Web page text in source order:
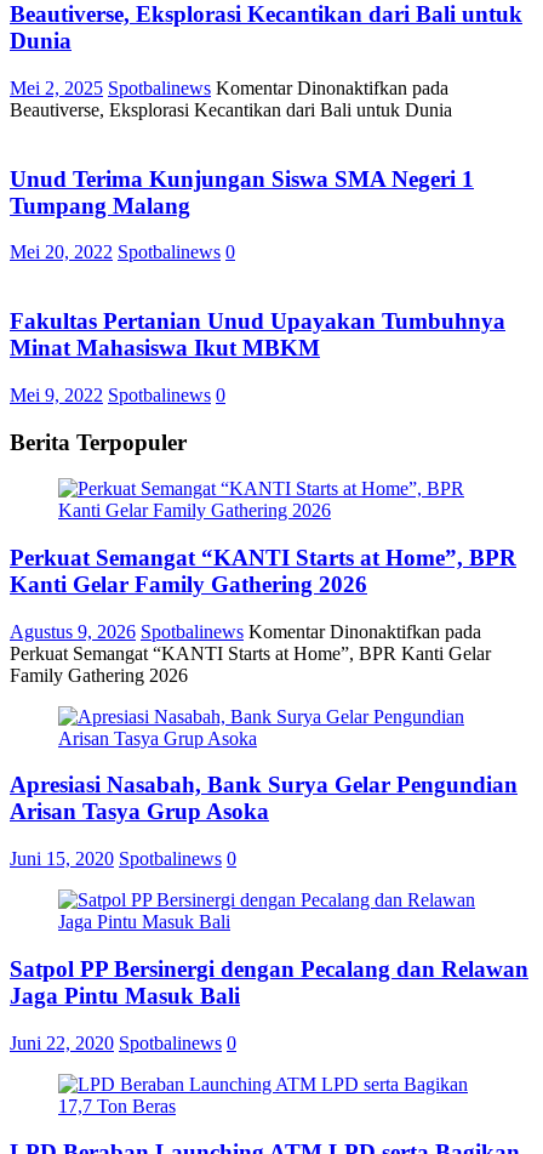
Beautiverse, Eksplorasi Kecantikan dari Bali untuk
Dunia
Mei 2, 2025 Spotbalinews Komentar Dinonaktifkan pada
Beautiverse, Eksplorasi Kecantikan dari Bali untuk Dunia
Unud Terima Kunjungan Siswa SMA Negeri 1
Tumpang Malang
Mei 20, 2022 Spotbalinews 0
Fakultas Pertanian Unud Upayakan Tumbuhnya
Minat Mahasiswa Ikut MBKM
Mei 9, 2022 Spotbalinews 0
Berita Terpopuler
Perkuat Semangat “KANTI Starts at Home”, BPR
Kanti Gelar Family Gathering 2026
Agustus 9, 2026 Spotbalinews Komentar Dinonaktifkan pada
Perkuat Semangat “KANTI Starts at Home”, BPR Kanti Gelar
Family Gathering 2026
Apresiasi Nasabah, Bank Surya Gelar Pengundian
Arisan Tasya Grup Asoka
Juni 15, 2020 Spotbalinews 0
Satpol PP Bersinergi dengan Pecalang dan Relawan
Jaga Pintu Masuk Bali
Juni 22, 2020 Spotbalinews 0